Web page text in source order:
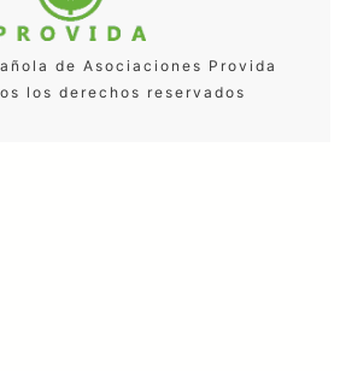
de Asociaciones Provida
los derechos reservados